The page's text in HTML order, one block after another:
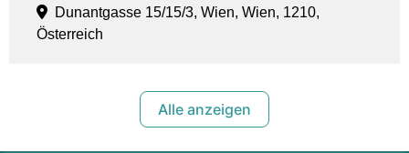
Dunantgasse 15/15/3, Wien, Wien, 1210,
Österreich
Alle anzeigen